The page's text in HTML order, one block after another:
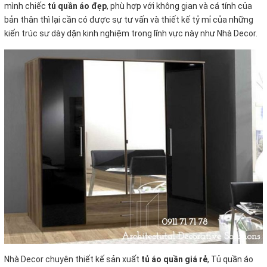
mình chiếc tủ quần áo đẹp, phù hợp với không gian và cá tính của
bản thân thì lại cần có được sự tư vấn và thiết kế tỷ mỉ của những
kiến trúc sư dày dặn kinh nghiệm trong lĩnh vực này như Nhà Decor.
Nhà Decor chuyên thiết kế sản xuất tủ áo quần giá rẻ, Tủ quần áo